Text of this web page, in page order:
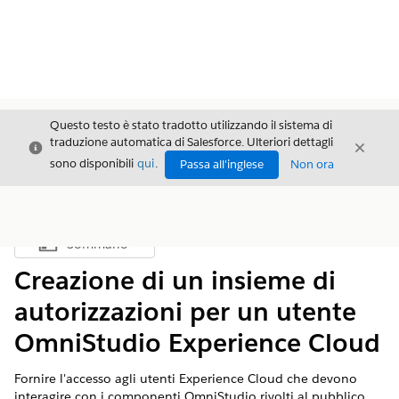
Chiudi
Questo testo è stato tradotto utilizzando il sistema di
traduzione automatica di Salesforce. Ulteriori dettagli
sono disponibili qui. Passa all'inglese Non ora
Chiudi
Mostra sommario
Sommario
Creazione di un insieme di
autorizzazioni per un utente
OmniStudio Experience Cloud
Fornire l'accesso agli utenti Experience Cloud che devono